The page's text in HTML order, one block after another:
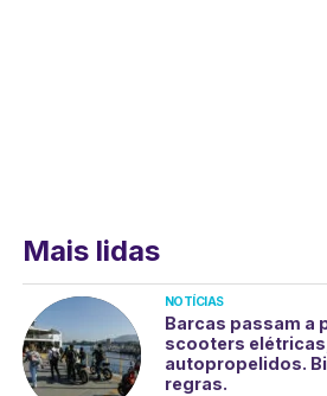
Mais lidas
NOTÍCIAS
Barcas passam a
scooters
autopropelidos.
regras.